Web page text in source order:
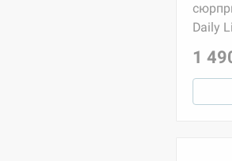
Daily
1